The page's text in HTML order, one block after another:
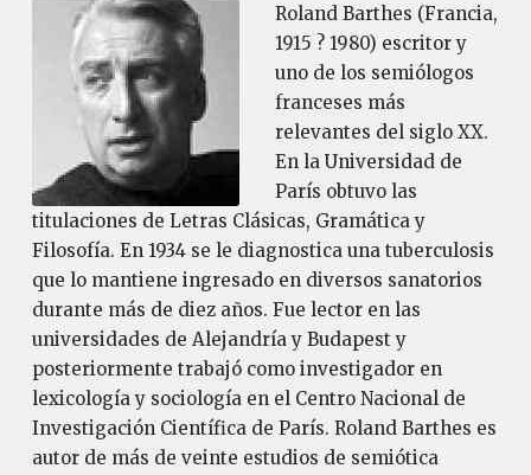
Roland Barthes (Francia,
1915 ? 1980) escritor y
uno de los semiólogos
franceses más
relevantes del siglo XX.
En la Universidad de
París obtuvo las
titulaciones de Letras Clásicas, Gramática y
Filosofía. En 1934 se le diagnostica una tuberculosis
que lo mantiene ingresado en diversos sanatorios
durante más de diez años. Fue lector en las
universidades de Alejandría y Budapest y
posteriormente trabajó como investigador en
lexicología y sociología en el Centro Nacional de
Investigación Científica de París. Roland Barthes es
autor de más de veinte estudios de semiótica